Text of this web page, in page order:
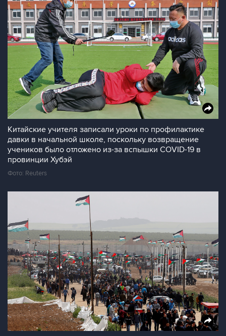
Китайские учителя записали уроки по профилактике
давки в начальной школе, поскольку возвращение
учеников было отложено из-за вспышки COVID-19 в
провинции Хубэй
Фото: Reuters